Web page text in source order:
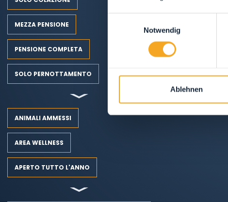
Notwendig
Ablehnen
MEZZA PENSIONE
PENSIONE COMPLETA
SOLO PERNOTTAMENTO
ANIMALI AMMESSI
AREA WELLNESS
APERTO TUTTO L'ANNO